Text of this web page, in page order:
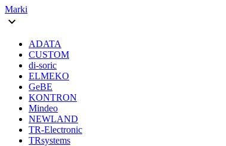
Marki

ADATA
CUSTOM
di-soric
ELMEKO
GeBE
KONTRON
Mindeo
NEWLAND
TR-Electronic
TRsystems